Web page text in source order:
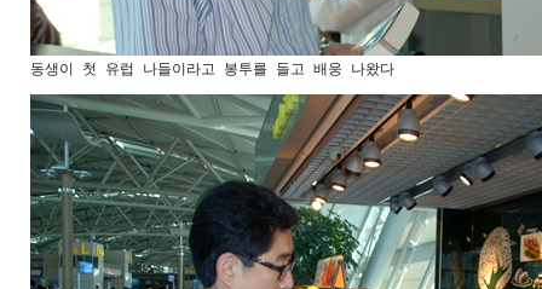
동생이 첫 유럽 나들이라고 봉투를 들고 배웅 나왔다